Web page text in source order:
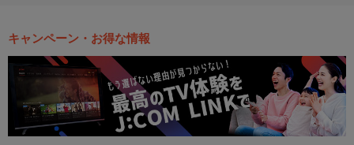
キャンペーン・お得な情報